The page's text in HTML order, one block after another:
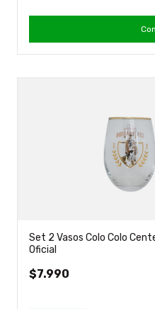
Set 2 Vasos Colo Colo
Oficial
$7.990